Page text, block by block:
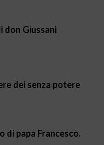
don Giussani
dei senza potere
di papa Francesco.